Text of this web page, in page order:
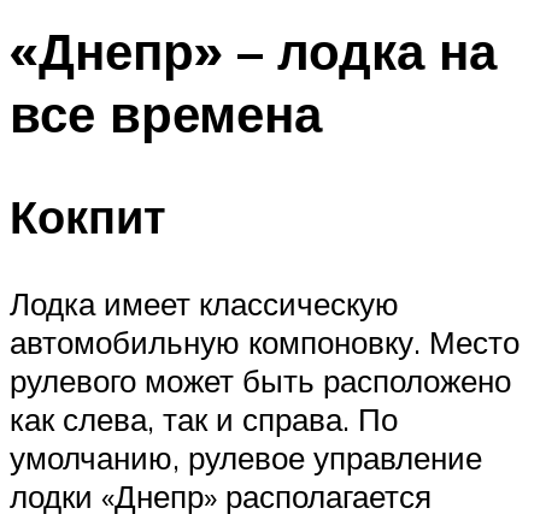
«Днепр» – лодка на
все времена
Кокпит
Лодка имеет классическую
автомобильную компоновку. Место
рулевого может быть расположено
как слева, так и справа. По
умолчанию, рулевое управление
лодки «Днепр» располагается